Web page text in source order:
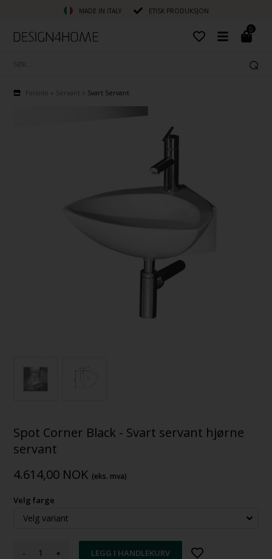
MADE IN ITALY ETISK PRODUKSJON
0
Forside Servant Svart Servant
Spot Corner Black - Svart servant hjørne
servant
4.614,00 NOK (eks. mva)
Velg farge
- +